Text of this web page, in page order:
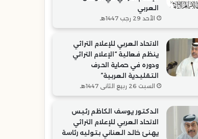
العربي
الأحد 29 رجب 1447هـ
الاتحاد العربي للإعلام التراثي
ينظم فعالية “الإعلام التراثي
ودوره في حماية الحرف
التقليدية العربية”
السبت 26 ربيع الثاني 1447هـ
الدكتور يوسف الكاظم رئيس
الاتحاد العربي للإعلام التراثي
يهنئ خالد العناني بتوليه رئاسة